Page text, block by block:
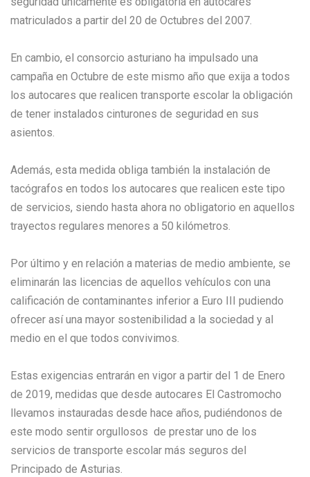
matriculados a partir del 20 de Octubres del 2007.
En cambio, el consorcio asturiano ha impulsado una
campaña en Octubre de este mismo año que exija a todos
los autocares que realicen transporte escolar la obligación
de tener instalados cinturones de seguridad en sus
asientos.
Además, esta medida obliga también la instalación de
tacógrafos en todos los autocares que realicen este tipo
de servicios, siendo hasta ahora no obligatorio en aquellos
trayectos regulares menores a 50 kilómetros.
Por último y en relación a materias de medio ambiente, se
eliminarán las licencias de aquellos vehículos con una
calificación de contaminantes inferior a Euro III pudiendo
ofrecer así una mayor sostenibilidad a la sociedad y al
medio en el que todos convivimos.
Estas exigencias entrarán en vigor a partir del 1 de Enero
de 2019, medidas que desde autocares El Castromocho
llevamos instauradas desde hace años, pudiéndonos de
este modo sentir orgullosos de prestar uno de los
servicios de transporte escolar más seguros del
Principado de Asturias.